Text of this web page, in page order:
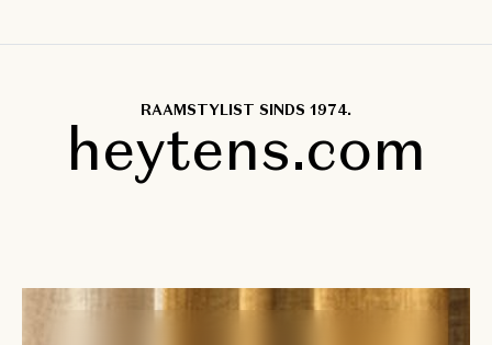
RAAMSTYLIST SINDS 1974.
heytens.com